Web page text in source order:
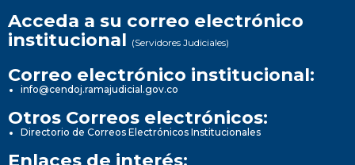
Acceda a su correo electrónico
institucional (Servidores Judiciales)
Correo electrónico institucional:
info@cendoj.ramajudicial.gov.co
Otros Correos electrónicos:
Directorio de Correos Electrónicos Institucionales
Enlaces de interés: